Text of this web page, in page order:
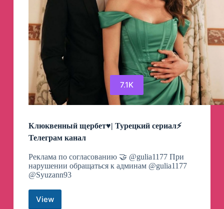
7.1K
Клюквенный щербет♥️| Турецкий сериал⚡
Телеграм канал
Реклама по согласованию 🤝 @gulia1177 При
нарушении обращаться к админам @gulia1177
@Syuzann93
ViewКлюквенный